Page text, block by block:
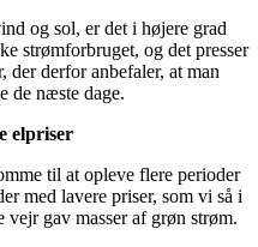
og sol, er det i højere grad
strømforbruget, og det presser
der derfor anbefaler, at man
de næste dage.
elpriser
til at opleve flere perioder
med lavere priser, som vi så i
gav masser af grøn strøm.